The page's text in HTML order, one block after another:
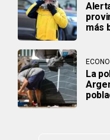
más
La